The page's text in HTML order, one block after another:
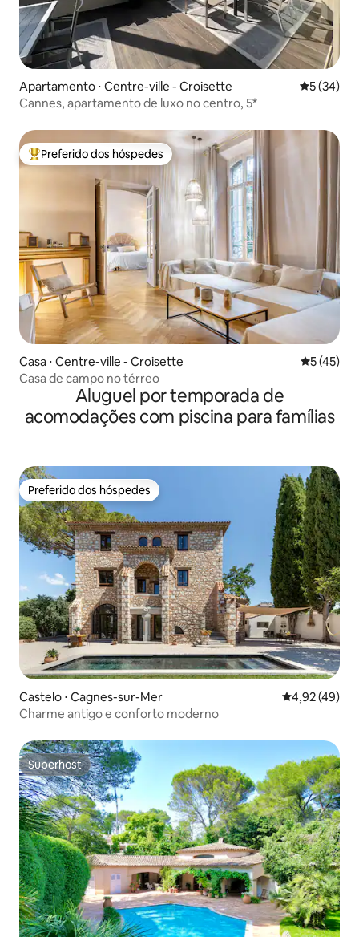
Apartamento ⋅ Centre-ville - Croisette 5 de uma
5 (34)
Cannes, apartamento de luxo no centro, 5*
Entre os melhores preferidos dos hóspedes
Preferido dos hóspedes
Casa ⋅ Centre-ville - Croisette 5 de uma
5 (45)
Casa de campo no térreo
Aluguel por temporada de
acomodações com piscina para famílias
Preferido dos hóspedes
Preferido dos hóspedes
Castelo ⋅ Cagnes-sur-Mer 4,92 de uma
4,92 (49)
Charme antigo e conforto moderno
Superhost
Superhost